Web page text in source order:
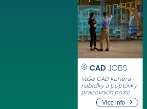
CAD JOBS
Vaše CAD kariéra -
nabídky a poptávky
pracovních pozic
Více info